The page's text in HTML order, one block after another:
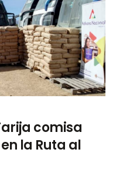
comisa
la Ruta al